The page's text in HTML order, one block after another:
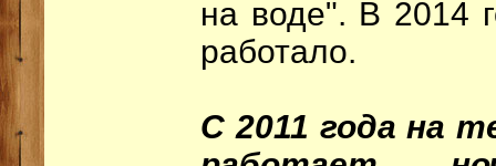
на воде". В 2014
работало.
С 2011 года на